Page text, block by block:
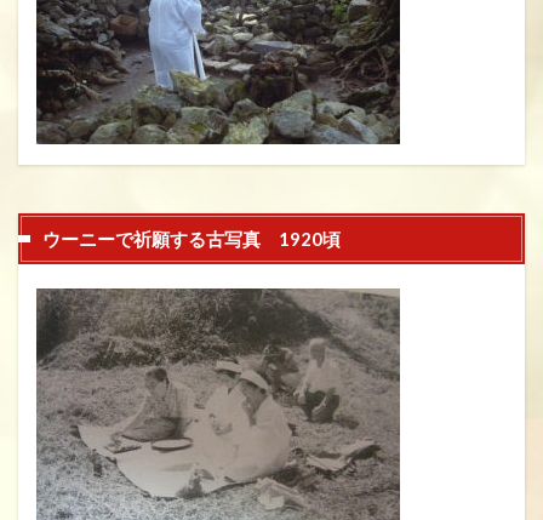
ウーニーで祈願する古写真 1920頃